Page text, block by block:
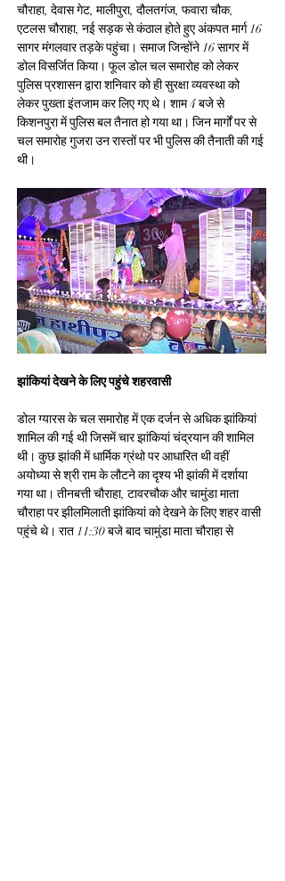
चौराहा, देवास गेट, मालीपुरा, दौलतगंज, फवारा चौक,
एटलस चौराहा, नई सड़क से कंठाल होते हुए अंकपत मार्ग 16
सागर मंगलवार तड़के पहुंचा। समाज जिन्होंने 16 सागर में
डोल विसर्जित किया। फूल डोल चल समारोह को लेकर
पुलिस प्रशासन द्वारा शनिवार को ही सुरक्षा व्यवस्था को
लेकर पुख्ता इंतजाम कर लिए गए थे। शाम 4 बजे से
किशनपुरा में पुलिस बल तैनात हो गया था। जिन मार्गों पर से
चल समारोह गुजरा उन रास्तों पर भी पुलिस की तैनाती की गई
थी।
झांकियां देखने के लिए पहुंचे शहरवासी
डोल ग्यारस के चल समारोह में एक दर्जन से अधिक झांकियां
शामिल की गई थी जिसमें चार झांकियां चंद्रयान की शामिल
थी। कुछ झांकी में धार्मिक ग्रंथो पर आधारित थी वहीं
अयोध्या से श्री राम के लौटने का दृश्य भी झांकी में दर्शाया
गया था। तीनबत्ती चौराहा, टावरचौक और चामुंडा माता
चौराहा पर झीलमिलाती झांकियां को देखने के लिए शहर वासी
पहुंचे थे। रात 11:30 बजे बाद चामुंडा माता चौराहा से